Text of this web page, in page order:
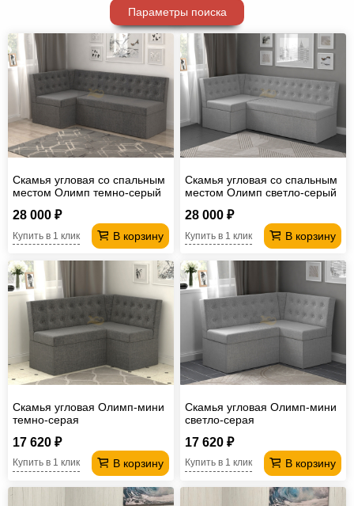
Офисная
мебель
Столы
компьютер
для
Мебель
Кресла-
ротанга
мебель
Косметологическое
оборудование
Параметры поиска
Скамья угловая со спальным
местом Олимп темно-серый
28 000 ₽
В корзину
Купить в 1 клик
Скамья угловая со спальным
местом Олимп светло-серый
28 000 ₽
В корзину
Купить в 1 клик
Скамья угловая Олимп-мини
темно-серая
17 620 ₽
В корзину
Купить в 1 клик
Скамья угловая Олимп-мини
светло-серая
17 620 ₽
В корзину
Купить в 1 клик